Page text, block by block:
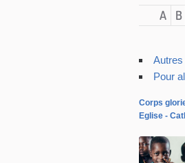
A B
Autres
Pour
Corps
Eglise